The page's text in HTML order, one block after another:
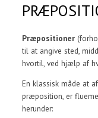
Præpositioner
til at angive sted,
hvortil, ved hjælp af
En klassisk måde at
præposition, er
herunder: